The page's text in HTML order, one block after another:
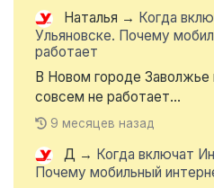
Наталья → Когда
Ульяновске. Почему
работает
В Новом городе Заволжье
совсем не работает...
9 месяцев назад
Д → Когда включат
Почему мобильный